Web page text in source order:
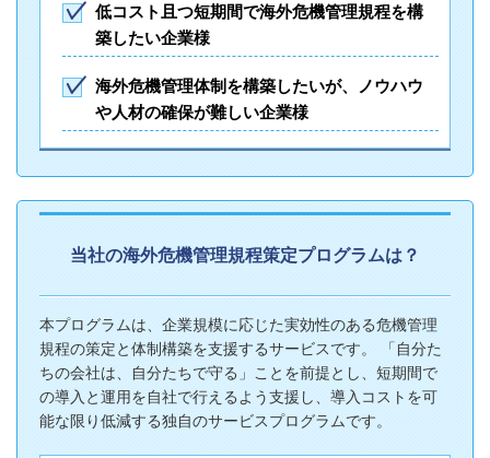
低コスト且つ短期間で海外危機管理規程を構
築したい企業様
海外危機管理体制を構築したいが、ノウハウ
や人材の確保が難しい企業様
当社の海外危機管理規程策定プログラムは？
本プログラムは、企業規模に応じた実効性のある危機管理
規程の策定と体制構築を支援するサービスです。 「自分た
ちの会社は、自分たちで守る」ことを前提とし、短期間で
の導入と運用を自社で行えるよう支援し、導入コストを可
能な限り低減する独自のサービスプログラムです。